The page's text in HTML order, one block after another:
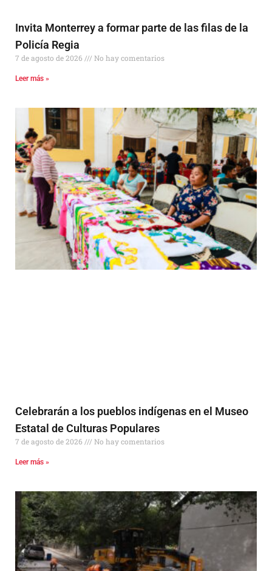
Invita Monterrey a formar parte de las filas de la
Policía Regia
7 de agosto de 2026 No hay comentarios
Leer más »
Celebrarán a los pueblos indígenas en el Museo
Estatal de Culturas Populares
7 de agosto de 2026 No hay comentarios
Leer más »